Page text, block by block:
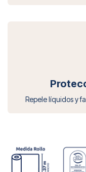
Repele líquidos y